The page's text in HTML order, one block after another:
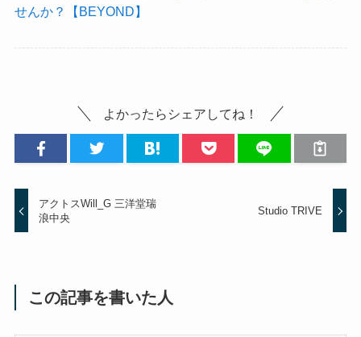
せんか？【BEYOND】
よかったらシェアしてね！
アクトスWill_G 三洋堂瑞
浪中央
Studio TRIVE
この記事を書いた人